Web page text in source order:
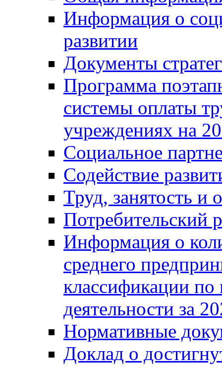
Информация о
развитии
Документы
Программа
системы оплаты
учреждениях на
Социальное
Содействие
Труд, занятость и
Потребительский
Информация о
среднего
классификации
деятельности за
Нормативные
Доклад о